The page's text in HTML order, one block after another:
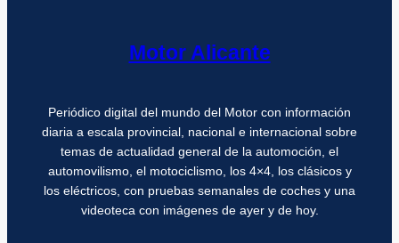
Motor Alicante
Periódico digital del mundo del Motor con información
diaria a escala provincial, nacional e internacional sobre
temas de actualidad general de la automoción, el
automovilismo, el motociclismo, los 4×4, los clásicos y
los eléctricos, con pruebas semanales de coches y una
videoteca con imágenes de ayer y de hoy.